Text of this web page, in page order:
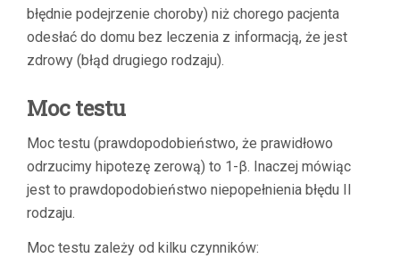
błędnie podejrzenie choroby) niż chorego pacjenta
odesłać do domu bez leczenia z informacją, że jest
zdrowy (błąd drugiego rodzaju).
Moc testu
Moc testu (prawdopodobieństwo, że prawidłowo
odrzucimy hipotezę zerową) to 1-β. Inaczej mówiąc
jest to prawdopodobieństwo niepopełnienia błędu II
rodzaju.
Moc testu zależy od kilku czynników: